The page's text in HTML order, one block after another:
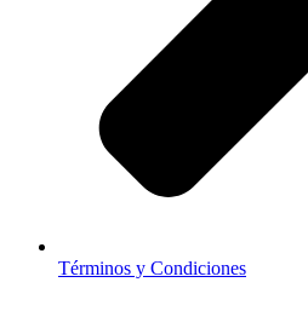
Términos y Condiciones